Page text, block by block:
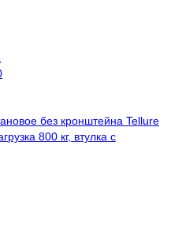
без кронштейна Tellure
800 кг, втулка с